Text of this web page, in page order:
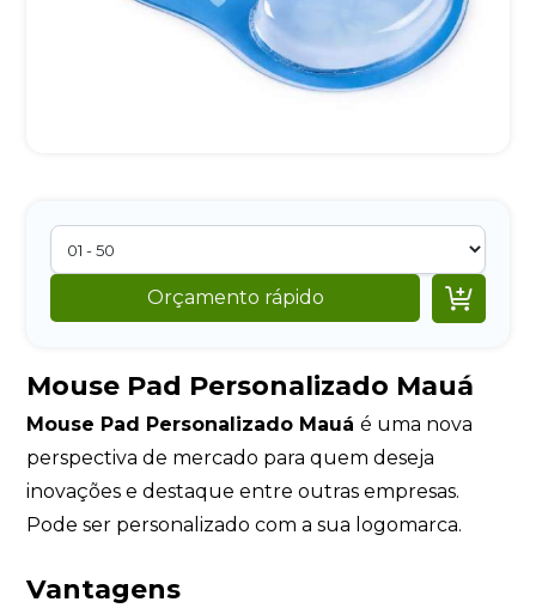
Orçamento rápido 
Mouse Pad Personalizado Mauá
Mouse Pad Personalizado Mauáé uma nova
perspectiva de mercado para quem deseja
inovações e destaque entre outras empresas.
Pode ser personalizado com a sua logomarca.
Vantagens